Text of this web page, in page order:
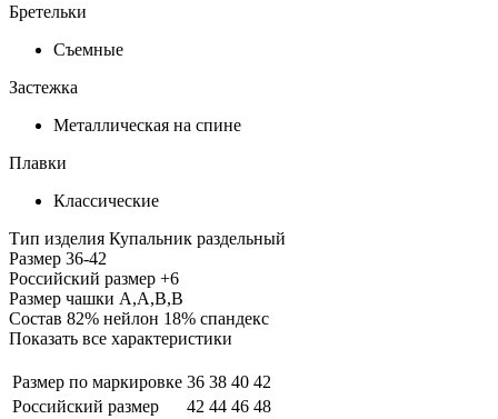
Бретельки
Съемные
Застежка
Металлическая на спине
Плавки
Классические
Тип изделия Купальник раздельный
Размер 36-42
Российский размер +6
Размер чашки A,A,B,B
Состав 82% нейлон 18% спандекс
Показать все характеристики
Размер по маркировке 36 38 40 42
Российский размер
42 44 46 48